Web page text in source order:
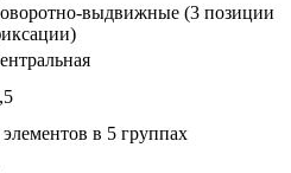
выдвижные (3 позиции
элементов в 5 группах